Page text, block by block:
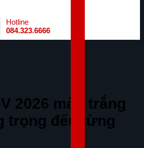
Hotline
084.323.6666
2026 màu trắng
trọng đến từng